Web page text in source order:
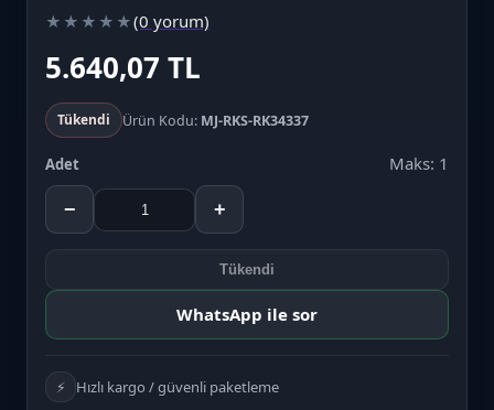
★ ★ ★ ★ ★(0 yorum)
5.640,07 TL
Tükendi Ürün Kodu: MJ-RKS-RK34337
Adet Maks: 1
− +
Tükendi
WhatsApp ile sor
⚡
Hızlı kargo / güvenli paketleme